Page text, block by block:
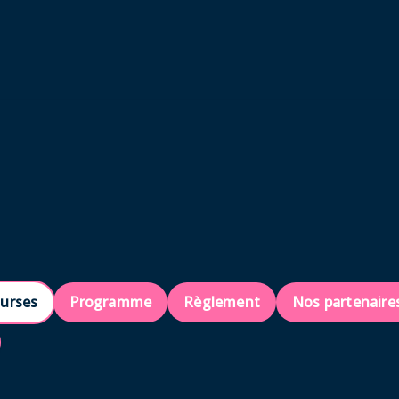
Programme Règlement Nos